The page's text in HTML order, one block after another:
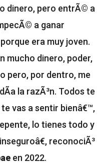
dinero, pero entrÃ© a
a ganar
era muy joven.
mucho dinero, poder,
pero, por dentro, me
la razÃ³n. Todos te
vas a sentir bienâ€™,
lo tienes todo y
reconociÃ³
en 2022.